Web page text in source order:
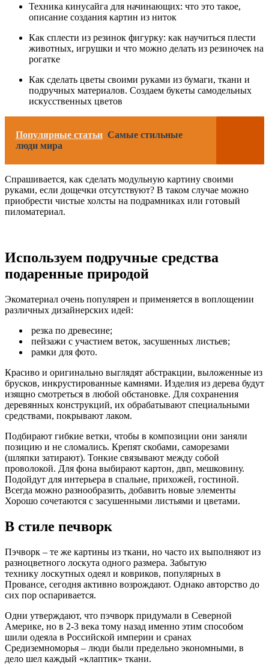
Техника кинусайга для начинающих: что это такое,
описание создания картин из ниток
Как сплести из резинок фигурку: как научиться плести
животных, игрушки и что можно делать из резиночек на
рогатке
Как сделать цветы своими руками из бумаги, ткани и
подручных материалов. Создаем букеты самодельных
искусственных цветов
Популярные статьи Самые стильные
люди мира
Спрашивается, как сделать модульную картину своими
руками, если дощечки отсутствуют? В таком случае можно
приобрести чистые холсты на подрамниках или готовый
пиломатериал.
Используем подручные средства
подаренные природой
Экоматериал очень популярен и применяется в воплощении
различных дизайнерских идей:
резка по древесине;
пейзажи с участием веток, засушенных листьев;
рамки для фото.
Красиво и оригинально выглядят абстракции, выложенные из
брусков, инкрустированные камнями. Изделия из дерева будут
изящно смотреться в любой обстановке. Для сохранения
деревянных конструкций, их обрабатывают специальными
средствами, покрывают лаком.
Подбирают гибкие ветки, чтобы в композиции они заняли
позицию и не сломались. Крепят скобами, саморезами
(шляпки затирают). Тонкие связывают между собой
проволокой. Для фона выбирают картон, двп, мешковину.
Подойдут для интерьера в спальне, прихожей, гостиной.
Всегда можно разнообразить, добавить новые элементы
Хорошо сочетаются с засушенными листьями и цветами.
В стиле печворк
Пэчворк – те же картины из ткани, но часто их выполняют из
разноцветного лоскута одного размера. Забытую
технику лоскутных одеял и ковриков, популярных в
Провансе, сегодня активно возрождают. Однако авторство до
сих пор оспаривается.
Одни утверждают, что пэчворк придумали в Северной
Америке, но в 2-3 века тому назад именно этим способом
шили одеяла в Российской империи и сранах
Средиземноморья – люди были предельно экономными, в
дело шел каждый «клаптик» ткани.